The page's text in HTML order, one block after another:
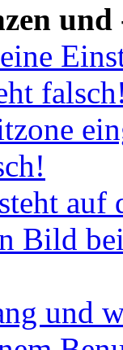
und
Bild
und